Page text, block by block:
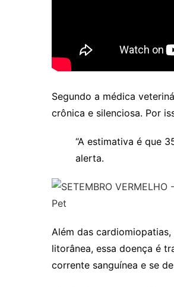
Segundo a médica
crônica e silenciosa. Por
“A estimativa é que
alerta.
Além das
litorânea, essa doença é
corrente sanguínea e se